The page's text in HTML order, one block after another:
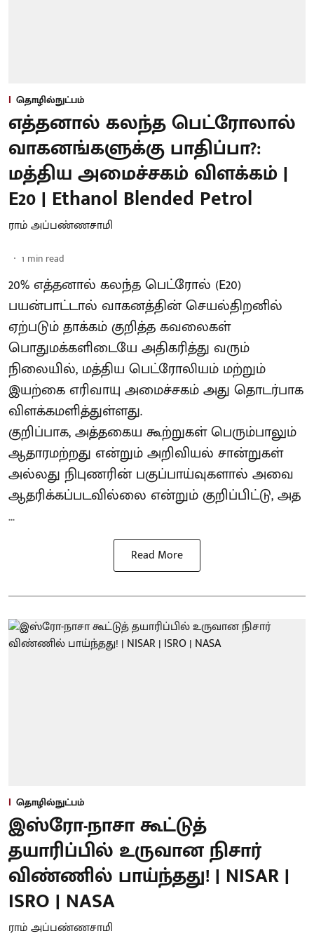
தொழில்நுட்பம்
எத்தனால் கலந்த பெட்ரோலால்
வாகனங்களுக்கு பாதிப்பா?:
மத்திய அமைச்சகம் விளக்கம் |
E20 | Ethanol Blended Petrol
ராம் அப்பண்ணசாமி
1 min read
20% எத்தனால் கலந்த பெட்ரோல் (E20)
பயன்பாட்டால் வாகனத்தின் செயல்திறனில்
ஏற்படும் தாக்கம் குறித்த கவலைகள்
பொதுமக்களிடையே அதிகரித்து வரும்
நிலையில், மத்திய பெட்ரோலியம் மற்றும்
இயற்கை எரிவாயு அமைச்சகம் அது தொடர்பாக
விளக்கமளித்துள்ளது.
குறிப்பாக, அத்தகைய கூற்றுகள் பெரும்பாலும்
ஆதாரமற்றது என்றும் அறிவியல் சான்றுகள்
அல்லது நிபுணரின் பகுப்பாய்வுகளால் அவை
ஆதரிக்கப்படவில்லை என்றும் குறிப்பிட்டு, அத
...
Read More
தொழில்நுட்பம்
இஸ்ரோ-நாசா கூட்டுத்
தயாரிப்பில் உருவான நிசார்
விண்ணில் பாய்ந்தது! | NISAR |
ISRO | NASA
ராம் அப்பண்ணசாமி